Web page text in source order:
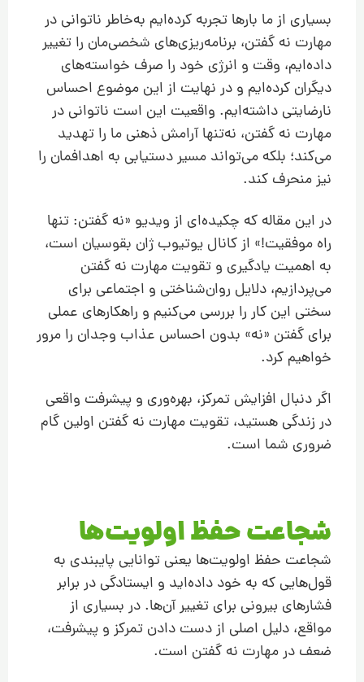
بسیاری از ما بارها تجربه کرده‌ایم به‌خاطر ناتوانی در
مهارت نه گفتن، برنامه‌ریزی‌های شخصی‌مان را تغییر
داده‌ایم، وقت و انرژی خود را صرف خواسته‌های
دیگران کرده‌ایم و در نهایت از این موضوع احساس
نارضایتی داشته‌ایم. واقعیت این است ناتوانی در
مهارت نه گفتن، نه‌تنها آرامش ذهنی ما را تهدید
می‌کند؛ بلکه می‌تواند مسیر دستیابی به اهدافمان را
نیز منحرف کند.
در این مقاله که چکیده‌ای از ویدیو «نه گفتن: تنها
راه موفقیت!» از کانال یوتیوب ژان بقوسیان است،
به اهمیت یادگیری و تقویت مهارت نه گفتن
می‌پردازیم، دلایل روان‌شناختی و اجتماعی برای
سختی این کار را بررسی می‌کنیم و راهکارهای عملی
برای گفتن «نه» بدون احساس عذاب وجدان را مرور
خواهیم کرد.
اگر دنبال افزایش تمرکز، بهره‌وری و پیشرفت واقعی
در زندگی هستید، تقویت مهارت نه گفتن اولین گام
ضروری شما است.
شجاعت حفظ اولویت‌ها
شجاعت حفظ اولویت‌ها یعنی توانایی پایبندی به
قول‌هایی که به خود داده‌اید و ایستادگی در برابر
فشارهای بیرونی برای تغییر آن‌ها. در بسیاری از
مواقع، دلیل اصلی از دست دادن تمرکز و پیشرفت،
ضعف در مهارت نه گفتن است.